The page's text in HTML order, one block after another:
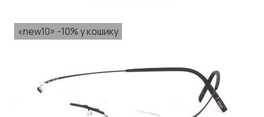
«new10» -10% у кошику